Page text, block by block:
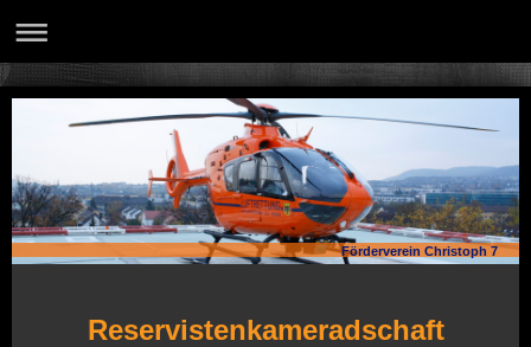
Förderverein Christoph 7
Reservistenkameradschaft